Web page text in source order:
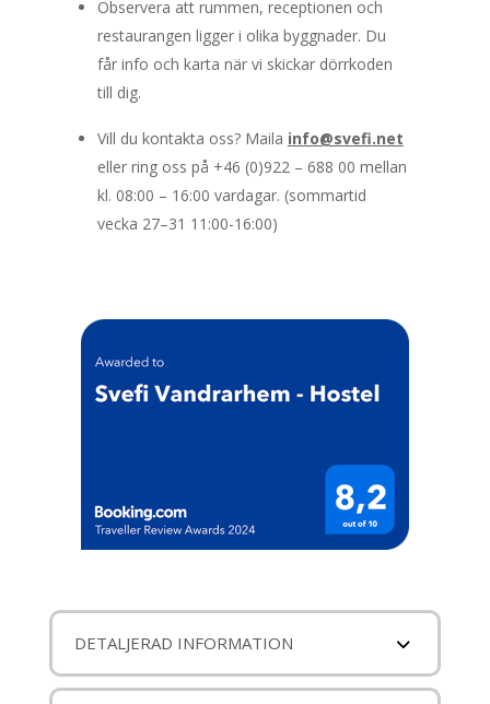
Observera att rummen, receptionen och
restaurangen ligger i olika byggnader. Du
får info och karta när vi skickar dörrkoden
till dig.
Vill du kontakta oss? Maila info@svefi.net
eller ring oss på +46 (0)922 – 688 00 mellan
kl. 08:00 – 16:00 vardagar. (sommartid
vecka 27–31 11:00-16:00)
DETALJERAD INFORMATION